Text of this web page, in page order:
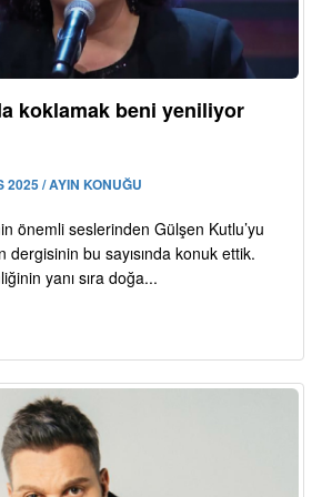
koklamak beni yeniliyor
2025 / AYIN KONUĞU
önemli seslerinden Gülşen Kutlu’yu
dergisinin bu sayısında konuk ettik.
yanı sıra doğa...